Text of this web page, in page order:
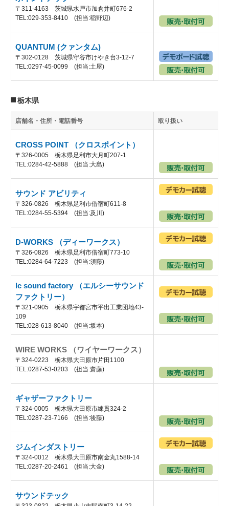
〒311-4163 茨城県水戸市加倉井町676-2
TEL:029-353-8410 (担当:稲野辺)
QUANTUM (クァンタム)
〒302-0128 茨城県守谷市けやき台3-12-7
TEL:0297-45-0099 (担当:土屋)
栃木県
店舗名・住所・電話番号 取り扱い
CROSS POINT （クロスポイント）
〒326-0005 栃木県足利市大月町207-1
TEL:0284-42-5888 (担当:大島)
サウンド アビリティ
〒326-0826 栃木県足利市借宿町611-8
TEL:0284-55-5394 (担当:及川)
D-WORKS （ディーワークス）
〒326-0826 栃木県足利市借宿町773-10
TEL:0284-64-7223 (担当:須藤)
lc sound factory （エルシーサウンド
ファクトリー）
〒321-0905 栃木県宇都宮市平出工業団地43-
109
TEL:028-613-8040 (担当:坂本)
WIRE WORKS （ワイヤーワークス）
〒324-0223 栃木県大田原市片田1100
TEL:0287-53-0203 (担当:齋藤)
ギャザーファクトリー
〒324-0005 栃木県大田原市練貫324-2
TEL:0287-23-7166 (担当:後藤)
ジムインダストリー
〒324-0012 栃木県大田原市南金丸1588-14
TEL:0287-20-2461 (担当:大金)
サウンドテック